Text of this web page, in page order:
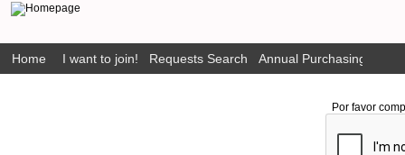
Home I want to join! Requests Search Annual Purchasing Plan
Por favor